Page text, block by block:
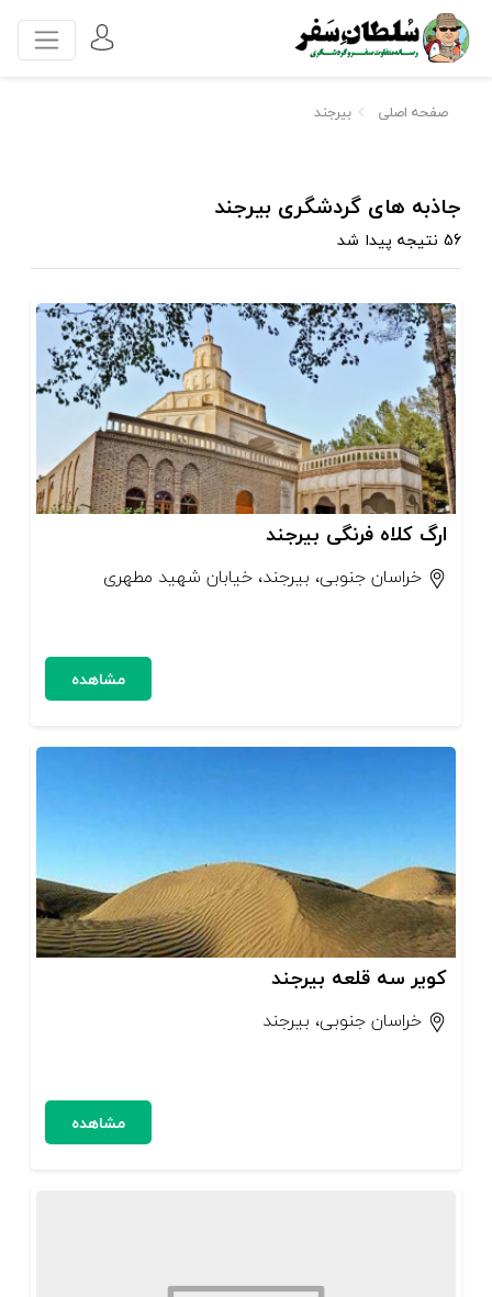
صفحه اصلی بیرجند
جاذبه های گردشگری بیرجند
56 نتیجه پیدا شد
ارگ کلاه فرنگی بیرجند
خراسان جنوبی، بیرجند، خیابان شهید مطهری
مشاهده
کویر سه قلعه بیرجند
خراسان جنوبی، بیرجند
مشاهده